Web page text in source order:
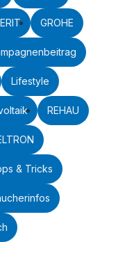
GROHE
Lifestyle
REHAU
& Tricks